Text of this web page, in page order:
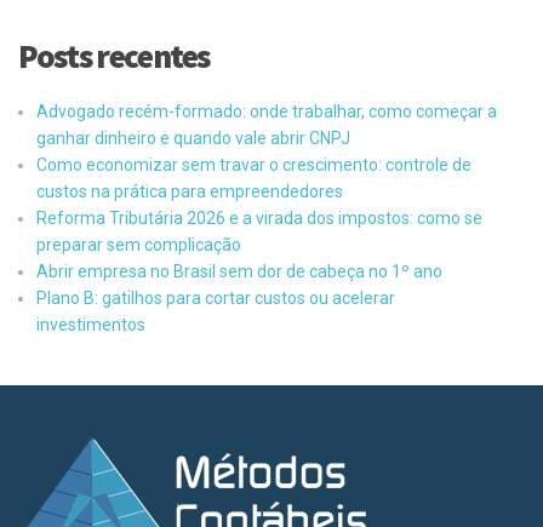
Posts recentes
Advogado recém-formado: onde trabalhar, como começar a
ganhar dinheiro e quando vale abrir CNPJ
Como economizar sem travar o crescimento: controle de
custos na prática para empreendedores
Reforma Tributária 2026 e a virada dos impostos: como se
preparar sem complicação
Abrir empresa no Brasil sem dor de cabeça no 1º ano
Plano B: gatilhos para cortar custos ou acelerar
investimentos